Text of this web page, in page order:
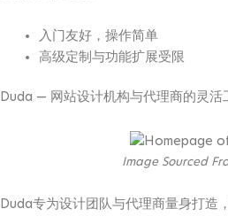
入门友好，操作简单
高级定制与功能扩展受限
Duda — 网站设计机构与代理商的灵活
Image Sourced
Duda专为设计团队与代理商量身打造